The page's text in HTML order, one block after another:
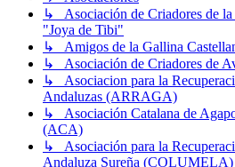
↳ Asociación de Criadores de
"Joya de Tibi"
↳ Amigos de la Gallina
↳ Asociación de Criadores de
↳ Asociacion para la
Andaluzas (ARRAGA)
↳ Asociación Catalana de
(ACA)
↳ Asociación para la
Andaluza Sureña (COLUMELA)